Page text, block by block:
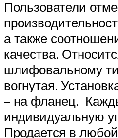
Пользователи
а также
качества.
шлифовальному
вогнутая.
– на фланец.
индивидуальную
Продается в любой